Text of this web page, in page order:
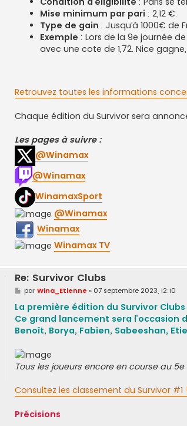
Mise minimum par pari : 2,12 €.
Type de gain : Jusqu’à 1000€ de
Exemple : Lors de la 9e journée
avec une cote de 1,72. Nice
Retrouvez toutes les informations
Chaque édition du Survivor sera
Les pages à suivre :
@Winamax
@Winamax
WinamaxSport
@Winamax
Winamax
Winamax TV
Re: Survivor Clubs
M
e
s
s
a
g
e
parWina_Etienne » 07 septembre 2023, 12:10
La première édition du Survivor
Ce grand lancement sera
Benoît, Borya, Fabien, Sabeeshan,
Tous les joueurs encore en course au
Consultez les classement du Survivor #1 !
Précisions